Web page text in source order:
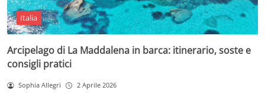
Italia
Arcipelago di La Maddalena in barca: itinerario, soste e
consigli pratici
Sophia Allegri 2 Aprile 2026